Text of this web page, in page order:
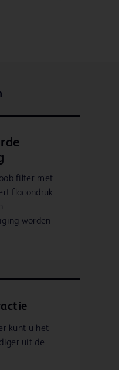
filter met
flacondruk
worden
kunt u het
uit de